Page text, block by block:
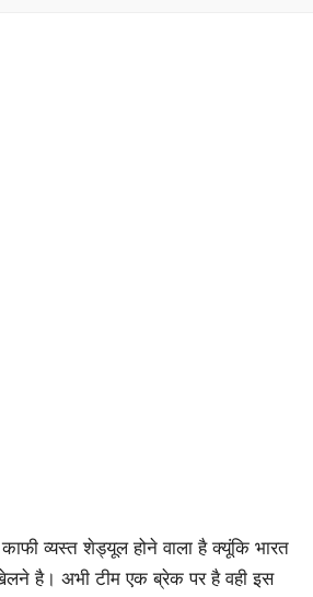
व्यस्त शेड्यूल होने वाला है क्यूंकि भारत
है। अभी टीम एक ब्रेक पर है वही इस